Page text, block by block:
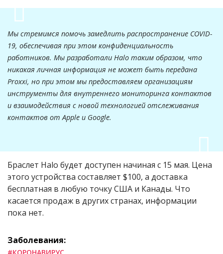
Мы стремимся помочь замедлить распространение COVID-
19, обеспечивая при этом конфиденциальность
работников. Мы разработали Halo таким образом, что
никакая личная информация не может быть передана
Proxxi, но при этом мы предоставляем организациям
инструменты для внутреннего мониторинга контактов
и взаимодействия с новой технологией отслеживания
контактов от Apple и Google.
Браслет Halo будет доступен начиная с 15 мая. Цена
этого устройства составляет $100, а доставка
бесплатная в любую точку США и Канады. Что
касается продаж в других странах, информации
пока нет.
Заболевания:
#КОРОНАВИРУС